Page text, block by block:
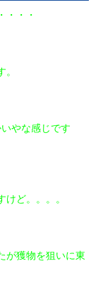
・・・
やな感じです
ど。。。。
が獲物を狙いに東